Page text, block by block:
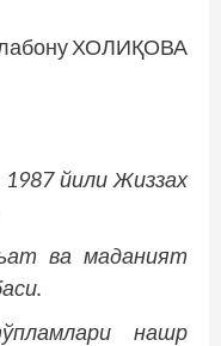
ХОЛИҚОВА
йили Жиззах
ва маданият
нашр